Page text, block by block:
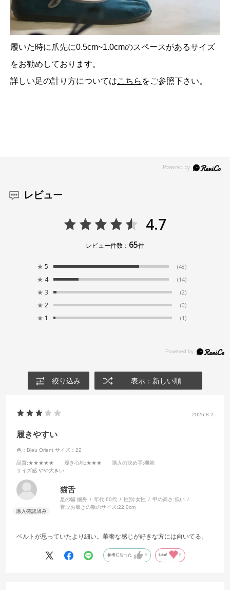
履いた時に爪先に0.5cm~1.0cmのスペースがあるサイズ
をお勧めしております。
詳しい足の計り方についてはこちら をご参照下さい。
レビュー
4.7
レビュー件数： 65件
★ 5 (48)
★ 4 (14)
★ 3 (2)
★ 2 (0)
★ 1 (1)
絞り込み 表示：新しい順
2026.8.2
履きやすい
色：Bleu Orient サイズ：22
品質:★★★★★ 履き心地:★★★ 購入の決め手:機能
サイズ感:やや大きい
猫舌
足の幅:細身 年代:60代 性別:女性 甲の高さ:低い
普段お履きの靴のサイズ:22.0cm
ベルトが思っていたより細い。華奢な感じが好きな方には向いてる。
参考になった 0 Like! 0